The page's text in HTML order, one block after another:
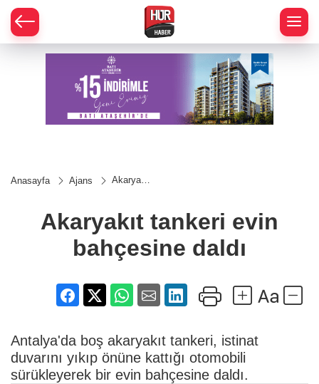
Anasayfa Ajans
Akaryakıt
bahçesine
daldı
Akaryakıt tankeri evin
bahçesine daldı
Antalya'da boş akaryakıt tankeri, istinat
duvarını yıkıp önüne kattığı otomobili
sürükleyerek bir evin bahçesine daldı.